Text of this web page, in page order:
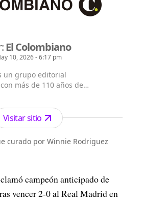
El Colombiano
10, 2026 - 6:17 pm
un grupo editorial
más de 110 años de
la ciudad de Medellín en
el 6 de febrero de 1912 por
Pérez, se ha especializado en
generación de contenidos
diferentes plataformas en las
audiencias de piezas mult...
Visitar sitio
curado por Winnie Rodriguez
campeón anticipado de
vencer 2-0 al Real Madrid en